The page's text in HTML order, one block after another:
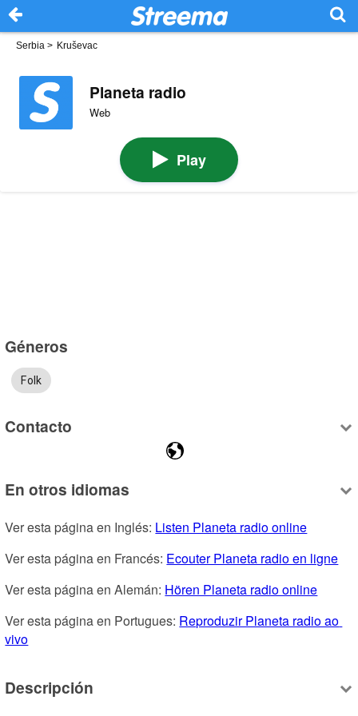
Serbia > Kruševac
Planeta radio
Web
Play
Géneros
Folk
Contacto
En otros idiomas
Ver esta página en Inglés: Listen Planeta radio online
Ver esta página en Francés: Ecouter Planeta radio en ligne
Ver esta página en Alemán: Hören Planeta radio online
Ver esta página en Portugues: Reproduzir Planeta radio ao
vivo
Descripción